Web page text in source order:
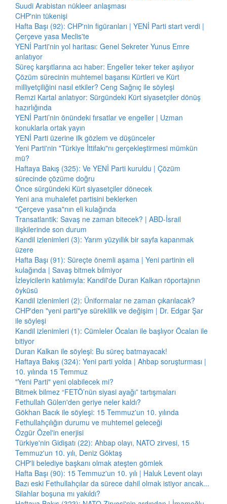
Suudi Arabistan nükleer anlaşması
CHP'nin tükenişi
Hafta Başı (92): CHP'nin figüranları | YENİ Parti start verdi |
Çerçeve yasa Meclis'te
YENİ Parti'nin yol haritası: Genel Sekreter Yunus Emre
anlatıyor
Süreç karşıtlarına acı haber: Engeller teker teker aşılıyor
Çözüm sürecinin muhtemel başarısı Kürtleri ve Kürt
milliyetçiliğini nasıl etkiler? Ceng Sağnıç ile söyleşi
Remzi Kartal anlatıyor: Sürgündeki Kürt siyasetçiler dönüş
hazırlığında
YENİ Parti’nin önündeki fırsatlar ve engeller | Uzman
konuklarla ortak yayın
YENİ Parti üzerine ilk gözlem ve düşünceler
Yeni Parti'nin "Türkiye İttifakı"nı gerçekleştirmesi mümkün
mü?
Haftaya Bakış (325): Ve YENİ Parti kuruldu | Çözüm
sürecinde çözüme doğru
Önce sürgündeki Kürt siyasetçiler dönecek
Yeni ana muhalefet partisini beklerken
"Çerçeve yasa"nın eli kulağında
Transatlantik: Savaş ne zaman bitecek? | ABD-İsrail
ilişkilerinde son durum
Kandil izlenimleri (3): Yarım yüzyıllık bir sayfa kapanmak
üzere
Hafta Başı (91): Süreçte önemli aşama | Yeni partinin eli
kulağında | Savaş bitmek bilmiyor
İzleyicilerin katılımıyla: Kandil'de Duran Kalkan röportajının
öyküsü
Kandil izlenimleri (2): Üniformalar ne zaman çıkarılacak?
CHP'den "yeni parti"ye süreklilik ve değişim | Dr. Edgar Şar
ile söyleşi
Kandil izlenimleri (1): Cümleler Öcalan ile başlıyor Öcalan ile
bitiyor
Duran Kalkan ile söyleşi: Bu süreç batmayacak!
Haftaya Bakış (324): Yeni parti yolda | Ahbap soruşturması |
10. yılında 15 Temmuz
"Yeni Parti" yeni olabilecek mi?
Bitmek bilmez “FETÖ’nün siyasi ayağı” tartışmaları
Fethullah Gülen'den geriye neler kaldı?
Gökhan Bacık ile söyleşi: 15 Temmuz'un 10. yılında
Fethullahçılığın durumu ve muhtemel geleceği
Özgür Özel'in enerjisi
Türkiye'nin Gidişatı (22): Ahbap olayı, NATO zirvesi, 15
Temmuz'un 10. yılı, Deniz Göktaş
CHP'li belediye başkanı olmak ateşten gömlek
Hafta Başı (90): 15 Temmuz'un 10. yılı | Haluk Levent olayı
Bazı eski Fethullahçılar da sürece dahil olmak istiyor ancak...
Silahlar boşuna mı yakıldı?